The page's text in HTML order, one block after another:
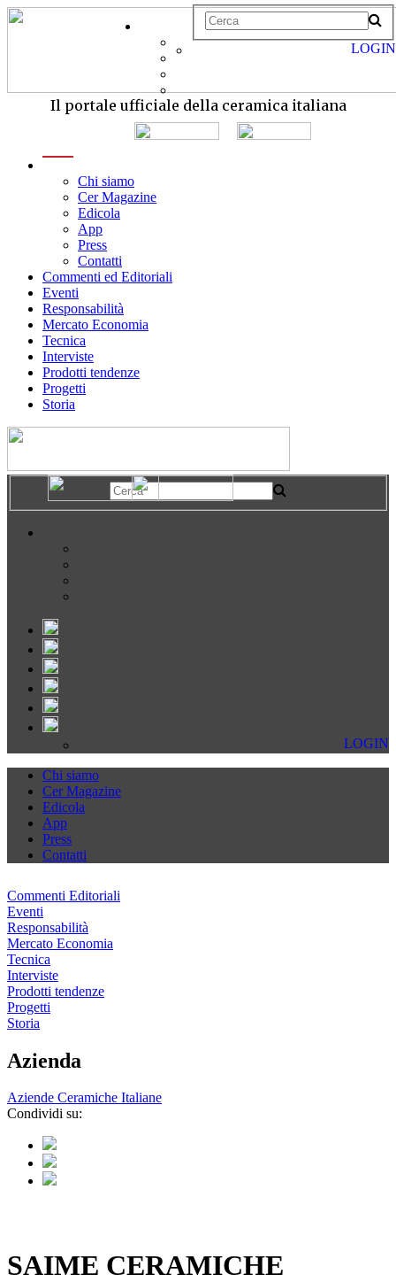
Il portale ufficiale della ceramica italiana
Chi siamo
Cer Magazine
Edicola
App
Press
Contatti
Commenti ed Editoriali
Eventi
Responsabilità
Mercato Economia
Tecnica
Interviste
Prodotti tendenze
Progetti
Storia
LOGIN
LOGIN
Chi siamo
Cer Magazine
Edicola
App
Press
Contatti
Commenti Editoriali
Eventi
Responsabilità
Mercato Economia
Tecnica
Interviste
Prodotti tendenze
Progetti
Storia
Azienda
Aziende Ceramiche Italiane
Condividi su:
SAIME CERAMICHE